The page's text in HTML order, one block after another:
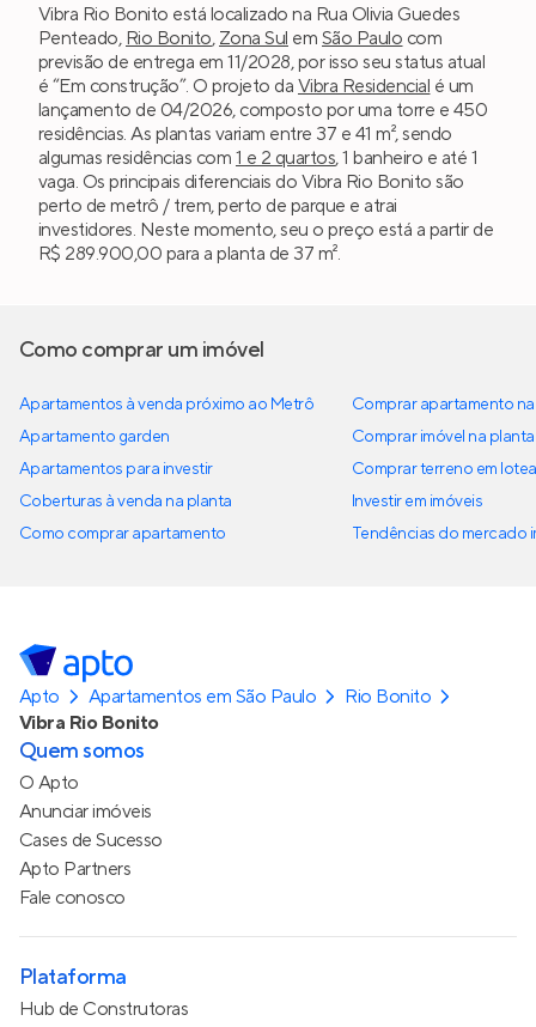
Vibra Rio Bonito está localizado na Rua Olivia Guedes
Penteado, Rio Bonito, Zona Sul em São Paulo com
previsão de entrega em 11/2028, por isso seu status atual
é “Em construção”. O projeto da Vibra Residencial é um
lançamento de 04/2026, composto por uma torre e 450
residências. As plantas variam entre 37 e 41 m², sendo
algumas residências com 1 e 2 quartos, 1 banheiro e até 1
vaga. Os principais diferenciais do Vibra Rio Bonito são
perto de metrô / trem, perto de parque e atrai
investidores. Neste momento, seu o preço está a partir de
R$ 289.900,00 para a planta de 37 m².
Como comprar um imóvel
Apartamentos à venda próximo ao Metrô
Apartamento garden
Apartamentos para investir
Coberturas à venda na planta
Como comprar apartamento
Comprar apartamento
Comprar imóvel na planta
Comprar terreno em
Investir em imóveis
Tendências do mercado
Apto Apartamentos em São Paulo
Rio Bonito
Vibra Rio Bonito
Quem somos
O Apto
Anunciar imóveis
Cases de Sucesso
Apto Partners
Fale conosco
Plataforma
Hub de Construtoras